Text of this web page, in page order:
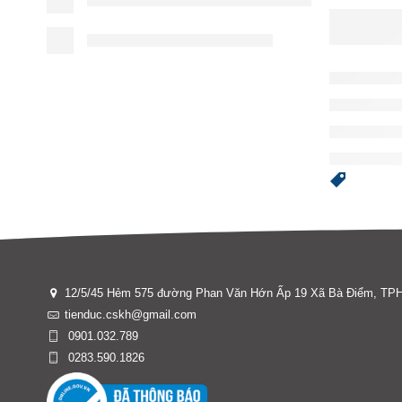
12/5/45 Hẻm 575 đường Phan Văn Hớn Ấp 19 Xã Bà Điểm,
tienduc.cskh@gmail.com
0901.032.789
0283.590.1826